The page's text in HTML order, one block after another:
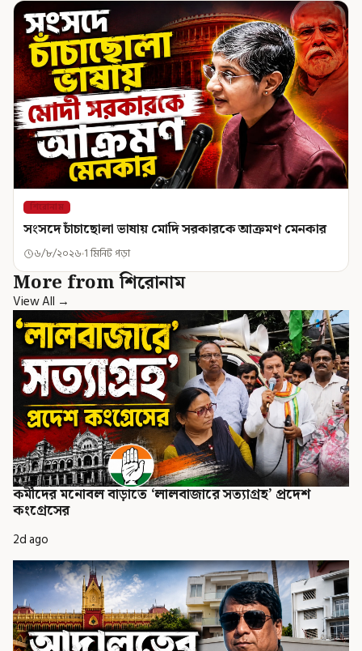
শিরোনাম
সংসদে চাঁচাছোলা ভাষায় মোদি সরকারকে আক্রমণ মেনকার
৬/৮/২০২৬ 1 মিনিট পড়া
More from শিরোনাম
View All →
কর্মীদের মনোবল বাড়াতে ‘লালবাজারে সত্যাগ্রহ’ প্রদেশ
কংগ্রেসের
2d ago